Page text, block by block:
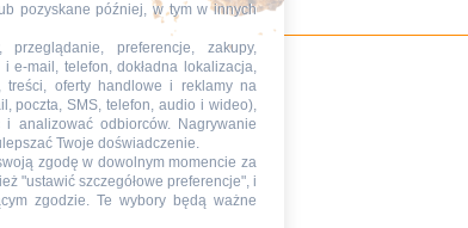
pozyskane później, w tym w innych
przeglądanie, preferencje, zakupy,
e-mail, telefon, dokładna lokalizacja,
treści, oferty handlowe i reklamy na
poczta, SMS, telefon, audio i wideo),
analizować odbiorców. Nagrywanie
Twoje doświadczenie.
zgodę w dowolnym momencie za
"ustawić szczegółowe preferencje", i
zgodzie. Te wybory będą ważne